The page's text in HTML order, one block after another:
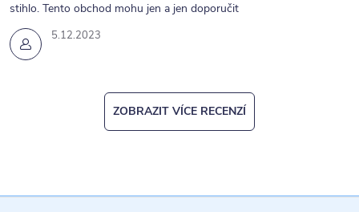
5.12.2023
stihlo. Tento obchod mohu jen a jen doporučit
ZOBRAZIT VÍCE RECENZÍ